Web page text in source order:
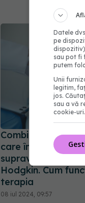
Combinația de
care
supraviețuirea în
Hodgkin. Cum
terapia
08 iul 2024, 09:57
Datele
pe
sau pot fi
putem
Unii
legitim,
jos.
sau a vă
cookie-uri.